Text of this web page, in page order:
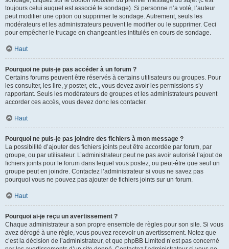
toujours celui auquel est associé le sondage). Si personne n’a voté, l’auteur
peut modifier une option ou supprimer le sondage. Autrement, seuls les
modérateurs et les administrateurs peuvent le modifier ou le supprimer. Ceci
pour empêcher le trucage en changeant les intitulés en cours de sondage.
Haut
Pourquoi ne puis-je pas accéder à un forum ?
Certains forums peuvent être réservés à certains utilisateurs ou groupes. Pour
les consulter, les lire, y poster, etc., vous devez avoir les permissions s’y
rapportant. Seuls les modérateurs de groupes et les administrateurs peuvent
accorder ces accès, vous devez donc les contacter.
Haut
Pourquoi ne puis-je pas joindre des fichiers à mon message ?
La possibilité d’ajouter des fichiers joints peut être accordée par forum, par
groupe, ou par utilisateur. L’administrateur peut ne pas avoir autorisé l’ajout de
fichiers joints pour le forum dans lequel vous postez, ou peut-être que seul un
groupe peut en joindre. Contactez l’administrateur si vous ne savez pas
pourquoi vous ne pouvez pas ajouter de fichiers joints sur un forum.
Haut
Pourquoi ai-je reçu un avertissement ?
Chaque administrateur a son propre ensemble de règles pour son site. Si vous
avez dérogé à une règle, vous pouvez recevoir un avertissement. Notez que
c’est la décision de l’administrateur, et que phpBB Limited n’est pas concerné